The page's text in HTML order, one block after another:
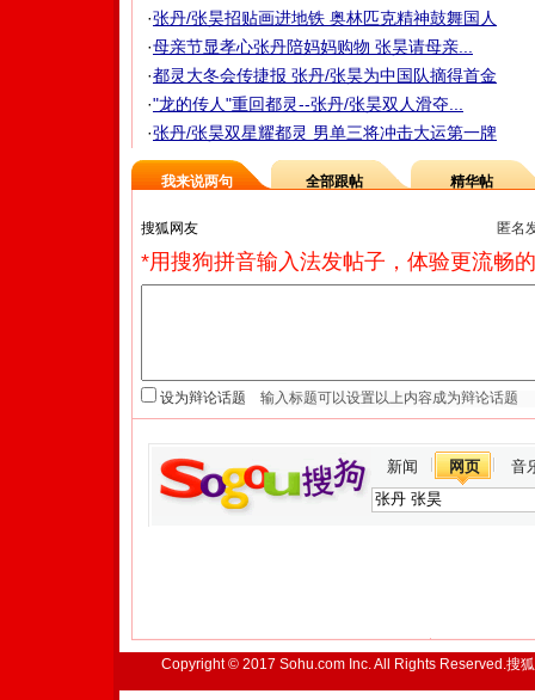
·张丹/张昊招贴画进地铁 奥林匹克精神鼓舞国人
·母亲节显孝心张丹陪妈妈购物 张昊请母亲...
·都灵大冬会传捷报 张丹/张昊为中国队摘得首金
·"龙的传人"重回都灵--张丹/张昊双人滑夺...
·张丹/张昊双星耀都灵 男单三将冲击大运第一牌
我来说两句 全部跟帖 精华帖
匿名
*用搜狗拼音输入法发帖子，体验更流畅
设为辩论话题
新闻 网页 音
Copyright © 2017 Sohu.com Inc. All Rights Reserved.搜